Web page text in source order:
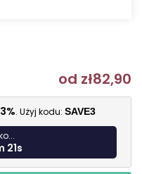
od zł82,90
. Użyj kodu: SAVE3
20s